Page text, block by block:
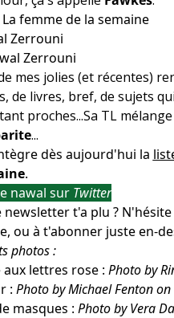
femme de la semaine
Zerrouni
mes jolies (et récentes)
de livres, bref, de sujets
proches...Sa TL mélange
...
dès aujourd'hui la
.
nawal sur Twitter
newsletter t'a plu ?
ou à t'abonner juste en-
photos :
aux lettres rose : Photo by
: Photo by Michael Fenton
masques : Photo by Vera